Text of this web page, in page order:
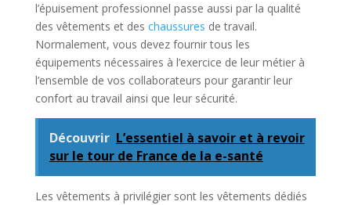
l’épuisement professionnel passe aussi par la qualité
des vêtements et des chaussures de travail.
Normalement, vous devez fournir tous les
équipements nécessaires à l’exercice de leur métier à
l’ensemble de vos collaborateurs pour garantir leur
confort au travail ainsi que leur sécurité.
Découvrir L’essentiel à savoir et à revoir
sur le tour de France de la e-santé
Les vêtements à privilégier sont les vêtements dédiés